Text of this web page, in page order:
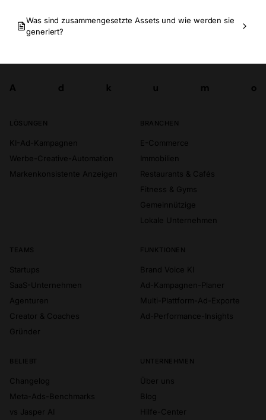
Was sind zusammengesetzte Assets und wie werden sie
generiert?
A d k u m
o
LÖSUNGEN
KI-Ad-Kampagnen
Werbe-Creative-Automation
Markenkonsistente Anzeigen
BRANCHEN
E-Commerce
Immobilien
Restaurants & Cafés
Fitness & Gyms
Gemeinnützige
Lokale Unternehmen
TEAMS
Startups
SaaS-Unternehmen
Agenturen
Creator & Coaches
Gründer
FUNKTIONEN
Brand Voice KI
Ad-Kampagnen-Planer
Multi-Plattform-Ad-Exporte
Ad-Performance-Insights
BELIEBT
Changelog
Meta-Ads-Benchmarks
vs Jasper AI
UNTERNEHMEN
Über uns
Blog
Hilfe-Center